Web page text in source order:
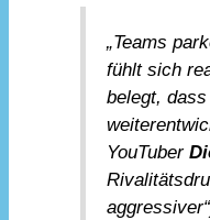
„Teams
fühlt sich
belegt,
YouTuber